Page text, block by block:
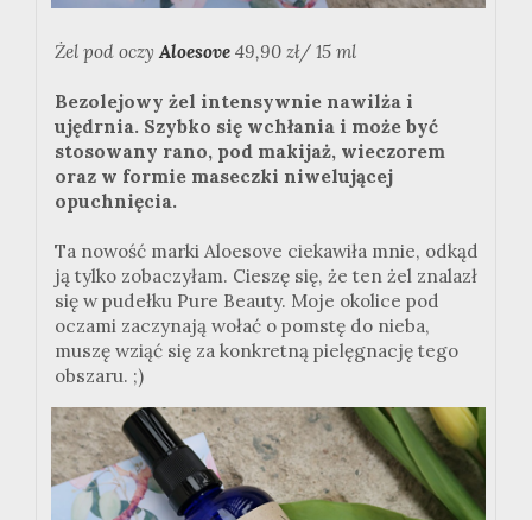
Żel pod oczyAloesove 49,90 zł/ 15 ml
Bezolejowy żel intensywnie nawilża i
ujędrnia. Szybko się wchłania i może być
stosowany rano, pod makijaż, wieczorem
oraz w formie maseczki niwelującej
opuchnięcia.
Ta nowość marki Aloesove ciekawiła mnie, odkąd
ją tylko zobaczyłam. Cieszę się, że ten żel znalazł
się w pudełku Pure Beauty. Moje okolice pod
oczami zaczynają wołać o pomstę do nieba,
muszę wziąć się za konkretną pielęgnację tego
obszaru. ;)